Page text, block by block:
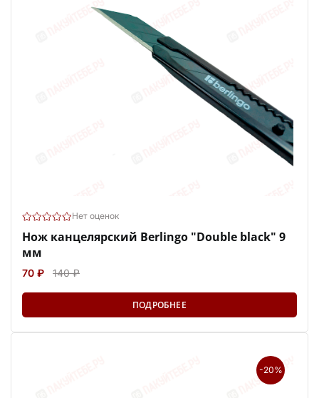
Нет оценок
Нож канцелярский Berlingo "Double black" 9
мм
70 ₽ 140 ₽
ПОДРОБНЕЕ
-20%